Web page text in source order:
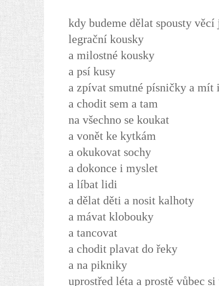
kdy budeme dělat spousty věcí
legrační kousky
a milostné kousky
a psí kusy
a zpívat smutné písničky a mít
a chodit sem a tam
na všechno se koukat
a vonět ke kytkám
a okukovat sochy
a dokonce i myslet
a líbat lidi
a dělat děti a nosit kalhoty
a mávat klobouky
a tancovat
a chodit plavat do řeky
a na pikniky
uprostřed léta a prostě vůbec